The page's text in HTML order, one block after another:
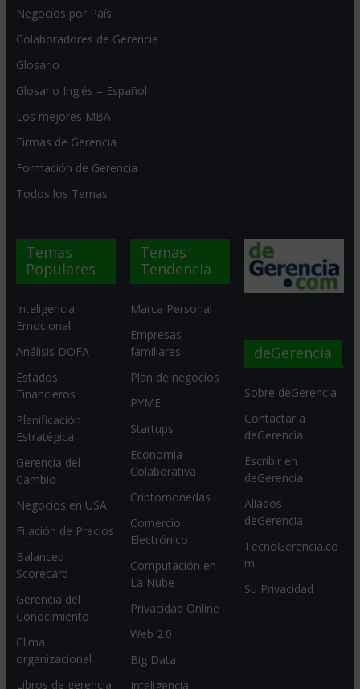
Negocios por País
Colaboradores de Gerencia
Glosario
Glosario Inglés – Español
Los mejores MBA
Firmas de Gerencia
Formación de Gerencia
Todos los Temas
Temas
Populares
Inteligencia
Emocional
Análisis DOFA
Estados
Financieros
Planificación
Estratégica
Gerencia del
Cambio
Negocios en USA
Fijación de Precios
Balanced
Scorecard
Gerencia del
Conocimiento
Clima
organizacional
Libros de gerencia
Temas
Tendencia
Marca Personal
Empresas
familiares
Plan de negocios
PYME
Startups
Economia
Colaborativa
Criptomonedas
Comercio
Electrónico
Computación en
La Nube
Privacidad Online
Web 2.0
Big Data
Inteligencia
deGerencia
Sobre deGerencia
Contactar a
deGerencia
Escribir en
deGerencia
Aliados
deGerencia
TecnoGerencia.co
m
Su Privacidad